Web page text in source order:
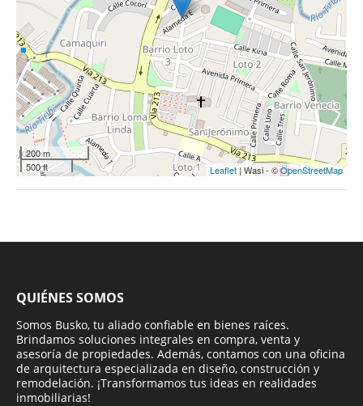
200 m
500 ft
Leaflet | Wasi - ©OpenStreetMap
QUIÉNES SOMOS
Somos Busko, tu aliado confiable en bienes raíces.
Brindamos soluciones integrales en compra, venta y
asesoría de propiedades. Además, contamos con una oficina
de arquitectura especializada en diseño, construcción y
remodelación. ¡Transformamos tus ideas en realidades
inmobiliarias!